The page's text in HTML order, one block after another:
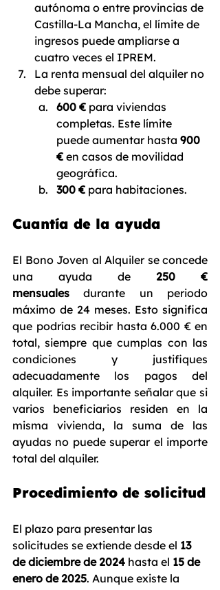
autónoma o entre provincias de
Castilla-La Mancha, el límite de
ingresos puede ampliarse a
cuatro veces el IPREM.
La renta mensual del alquiler no
debe superar:
600 € para viviendas
completas. Este límite
puede aumentar hasta 900
€ en casos de movilidad
geográfica.
300 € para habitaciones.
Cuantía de la ayuda
El Bono Joven al Alquiler se concede
una ayuda de 250 €
mensuales durante un periodo
máximo de 24 meses. Esto significa
que podrías recibir hasta 6.000 € en
total, siempre que cumplas con las
condiciones y justifiques
adecuadamente los pagos del
alquiler. Es importante señalar que si
varios beneficiarios residen en la
misma vivienda, la suma de las
ayudas no puede superar el importe
total del alquiler.
Procedimiento de solicitud
El plazo para presentar las
solicitudes se extiende desde el 13
de diciembre de 2024 hasta el 15 de
enero de 2025. Aunque existe la